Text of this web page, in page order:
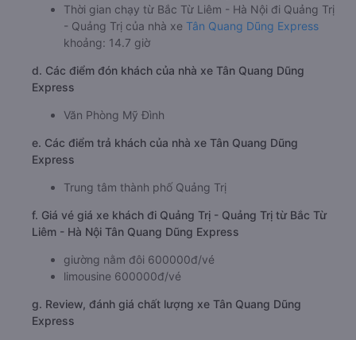
Thời gian chạy từ Bắc Từ Liêm - Hà Nội đi Quảng Trị
- Quảng Trị của nhà xe Tân Quang Dũng Express
khoảng: 14.7 giờ
d. Các điểm đón khách của nhà xe Tân Quang Dũng
Express
Văn Phòng Mỹ Đình
e. Các điểm trả khách của nhà xe Tân Quang Dũng
Express
Trung tâm thành phố Quảng Trị
f. Giá vé giá xe khách đi Quảng Trị - Quảng Trị từ Bắc Từ
Liêm - Hà Nội Tân Quang Dũng Express
giường nằm đôi 600000đ/vé
limousine 600000đ/vé
g. Review, đánh giá chất lượng xe Tân Quang Dũng
Express